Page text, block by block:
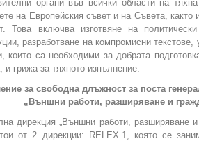
органи във всички области на
на Европейския съвет и на Съвета,
Това включва изготвяне на
разработване на компромисни
които са необходими за добрата
и грижа за тяхното изпълнение.
за свободна длъжност за поста
„Външни работи, разширяване и
дирекция „Външни работи, разширяване
от 2 дирекции: RELEX.1, която се